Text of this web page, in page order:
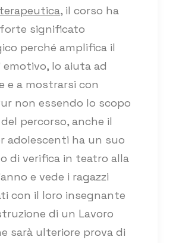
, il corso ha
significato
perché amplifica il
emotivo, lo aiuta ad
e a mostrarsi con
non essendo lo scopo
percorso, anche il
adolescenti ha un suo
di verifica in teatro alla
e vede i ragazzi
con il loro insegnante
di un Lavoro
sarà ulteriore prova di